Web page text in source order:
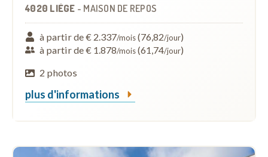
4020 LIÈGE - MAISON DE REPOS
à partir de € 2.337/mois(76,82/jour)
à partir de € 1.878/mois(61,74/jour)
2 photos
plus d'informations